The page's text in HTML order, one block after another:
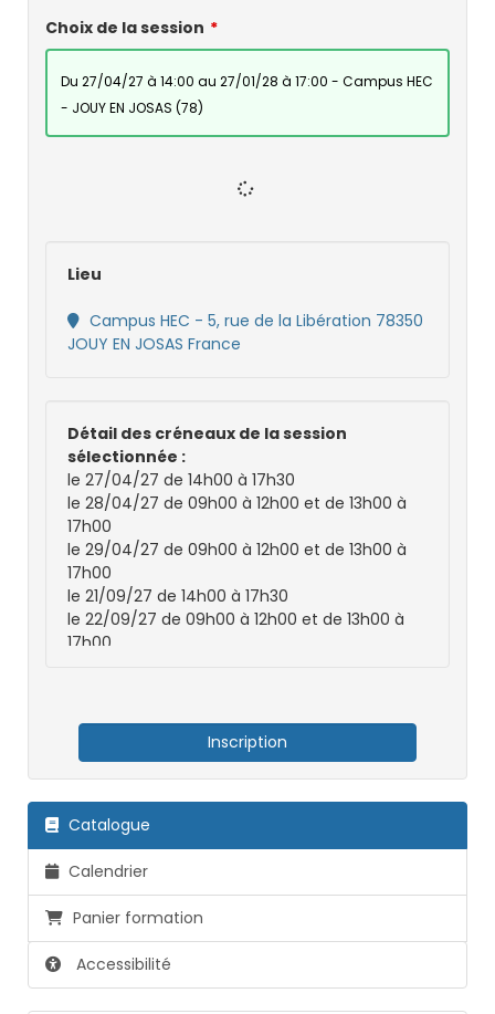
Choix de la session
du 27/04/27 à 14:00 au 27/01/28 à 17:00 - Campus HEC
- JOUY EN JOSAS (78)
Lieu
JOUY EN JOSAS France
Détail des créneaux de la session
sélectionnée :
le 27/04/27 de 14h00 à 17h30
le 28/04/27 de 09h00 à 12h00 et de 13h00 à
17h00
le 29/04/27 de 09h00 à 12h00 et de 13h00 à
17h00
le 21/09/27 de 14h00 à 17h30
le 22/09/27 de 09h00 à 12h00 et de 13h00 à
17h00
le 17/11/27 de 09h00 à 12h00 et de 13h00 à
17h00
le 18/11/27 de 09h00 à 12h00 et de 13h00 à
17h00
le 25/01/28 de 14h00 à 17h30
le 26/01/28 de 09h00 à 12h00 et de 13h00 à
17h00
le 27/01/28 de 09h00 à 12h00 et de 13h00 à
17h00
Inscription
Catalogue
Calendrier
Panier formation
Accessibilité